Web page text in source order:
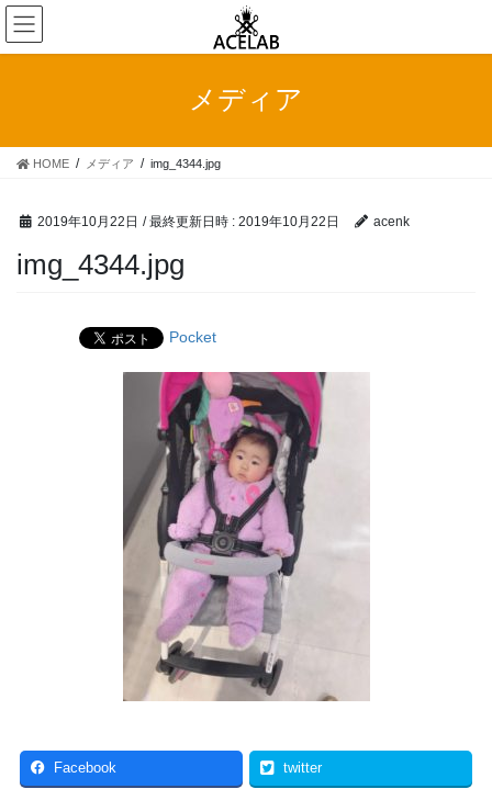
コ
ン
テ
ス
ナ
ビ
ゲ
ン
メディア
HOME メディア img_4344.jpg
2019年10月22日 / 最終更新日時 : 2019年10月22日 acenk
img_4344.jpg
Pocket
Facebook twitter